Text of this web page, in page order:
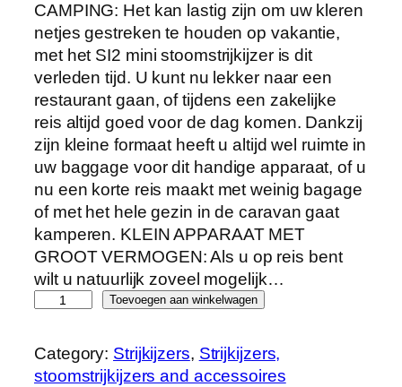
CAMPING: Het kan lastig zijn om uw kleren
netjes gestreken te houden op vakantie,
met het SI2 mini stoomstrijkijzer is dit
verleden tijd. U kunt nu lekker naar een
restaurant gaan, of tijdens een zakelijke
reis altijd goed voor de dag komen. Dankzij
zijn kleine formaat heeft u altijd wel ruimte in
uw baggage voor dit handige apparaat, of u
nu een korte reis maakt met weinig bagage
of met het hele gezin in de caravan gaat
kamperen. KLEIN APPARAAT MET
GROOT VERMOGEN: Als u op reis bent
wilt u natuurlijk zoveel mogelijk…
r
o
Toevoegen aan winkelwagen
Category: Strijkijzers, Strijkijzers,
stoomstrijkijzers and accessoires